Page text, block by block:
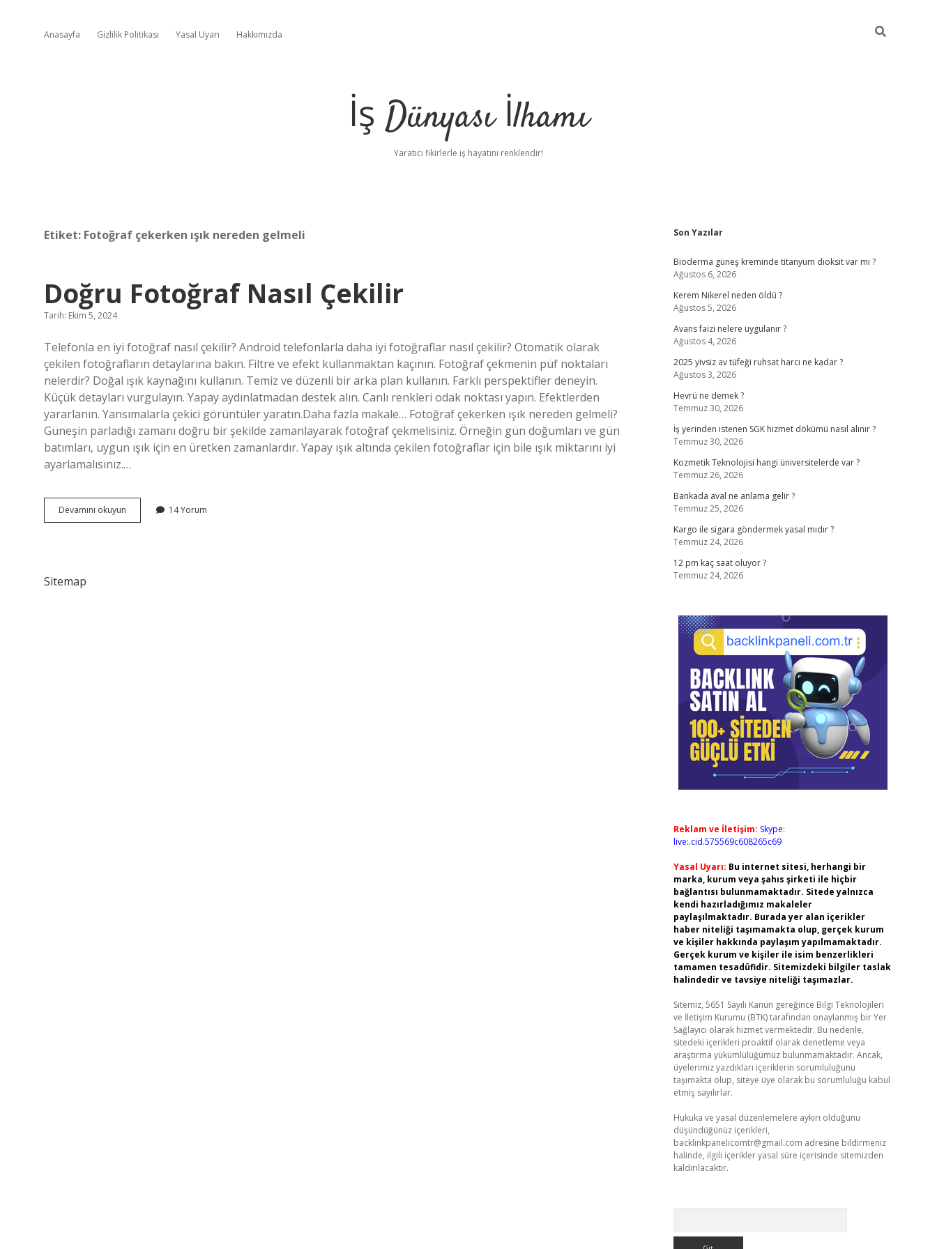
Anasayfa Gizlilik Politikası Yasal Uyarı Hakkımızda
İş Dünyası İlhamı
Yaratıcı fikirlerle iş hayatını renklendir!
Etiket: Fotoğraf çekerken ışık nereden gelmeli
Doğru Fotoğraf Nasıl Çekilir
Tarih: Ekim 5, 2024
Telefonla en iyi fotoğraf nasıl çekilir? Android telefonlarla daha iyi fotoğraflar nasıl çekilir? Otomatik olarak
çekilen fotoğrafların detaylarına bakın. Filtre ve efekt kullanmaktan kaçının. Fotoğraf çekmenin püf noktaları
nelerdir? Doğal ışık kaynağını kullanın. Temiz ve düzenli bir arka plan kullanın. Farklı perspektifler deneyin.
Küçük detayları vurgulayın. Yapay aydınlatmadan destek alın. Canlı renkleri odak noktası yapın. Efektlerden
yararlanın. Yansımalarla çekici görüntüler yaratın.Daha fazla makale… Fotoğraf çekerken ışık nereden gelmeli?
Güneşin parladığı zamanı doğru bir şekilde zamanlayarak fotoğraf çekmelisiniz. Örneğin gün doğumları ve gün
batımları, uygun ışık için en üretken zamanlardır. Yapay ışık altında çekilen fotoğraflar için bile ışık miktarını iyi
ayarlamalısınız.…
Devamını okuyun
Fotoğraf
14 Yorum
Sitemap
Sidebar
Son Yazılar
Bioderma güneş kreminde titanyum dioksit var mı ?
Ağustos 6, 2026
Kerem Nikerel neden öldü ?
Ağustos 5, 2026
Avans faizi nelere uygulanır ?
Ağustos 4, 2026
2025 yivsiz av tüfeği ruhsat harcı ne kadar ?
Ağustos 3, 2026
Hevrü ne demek ?
Temmuz 30, 2026
İş yerinden istenen SGK hizmet dökümü nasıl alınır ?
Temmuz 30, 2026
Kozmetik Teknolojisi hangi üniversitelerde var ?
Temmuz 26, 2026
Bankada aval ne anlama gelir ?
Temmuz 25, 2026
Kargo ile sigara göndermek yasal mıdır ?
Temmuz 24, 2026
12 pm kaç saat oluyor ?
Temmuz 24, 2026
Reklam ve İletişim: Skype:
live:.cid.575569c608265c69
Yasal Uyarı: Bu internet sitesi, herhangi bir
marka, kurum veya şahıs şirketi ile hiçbir
bağlantısı bulunmamaktadır. Sitede yalnızca
kendi hazırladığımız makaleler
paylaşılmaktadır. Burada yer alan içerikler
haber niteliği taşımamakta olup, gerçek kurum
ve kişiler hakkında paylaşım yapılmamaktadır.
Gerçek kurum ve kişiler ile isim benzerlikleri
tamamen tesadüfidir. Sitemizdeki bilgiler taslak
halindedir ve tavsiye niteliği taşımazlar.
Sitemiz, 5651 Sayılı Kanun gereğince Bilgi Teknolojileri
ve İletişim Kurumu (BTK) tarafından onaylanmış bir Yer
Sağlayıcı olarak hizmet vermektedir. Bu nedenle,
sitedeki içerikleri proaktif olarak denetleme veya
araştırma yükümlülüğümüz bulunmamaktadır. Ancak,
üyelerimiz yazdıkları içeriklerin sorumluluğunu
taşımakta olup, siteye üye olarak bu sorumluluğu kabul
etmiş sayılırlar.
Hukuka ve yasal düzenlemelere aykırı olduğunu
düşündüğünüz içerikleri,
backlinkpanelicomtr@gmail.com adresine bildirmeniz
halinde, ilgili içerikler yasal süre içerisinde sitemizden
kaldırılacaktır.